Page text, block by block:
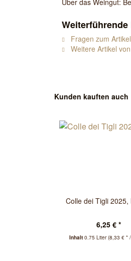
Über das Weingut:
Fragen zum
Weitere Artikel
Kunden kauften auch
Colle dei Tigli 2025,
6,25 € *
Inhalt 0.75 Liter(8,33 € *